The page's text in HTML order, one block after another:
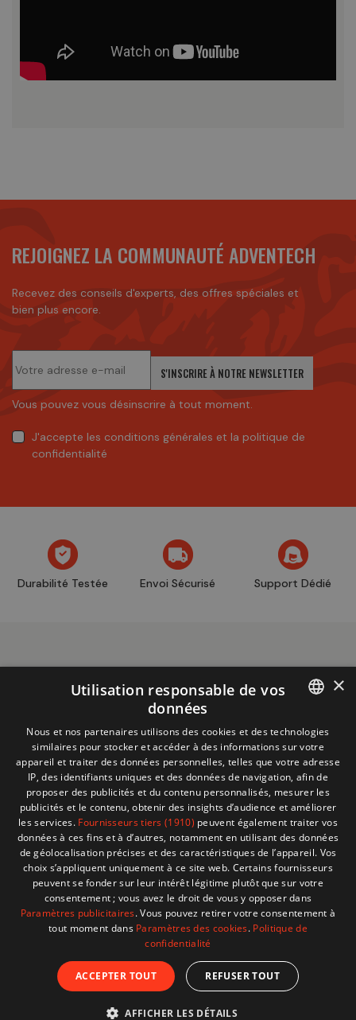
REJOIGNEZ LA COMMUNAUTÉ ADVENTECH
Recevez des conseils d'experts, des offres spéciales et
bien plus encore.
S'INSCRIRE À NOTRE NEWSLETTER
Vous pouvez vous désinscrire à tout moment.
J'accepte les conditions générales et la politique de
confidentialité
Durabilité Testée Envoi Sécurisé Support Dédié
MENU
SHOP
BESOIN D'AIDE ?
boutique
+32 (0)2 704 93 20
store@adventech.be
Mercuriusstraat 24 - 1930 Zaventem
© 2026 Adventech. Created byATdesign. Developped
by
FRENCH
×
Utilisation responsable de vos
données
Nous et nos partenaires utilisons des cookies et des technologies
similaires pour stocker et accéder à des informations sur votre
appareil et traiter des données personnelles, telles que votre adresse
IP, des identifiants uniques et des données de navigation, afin de
proposer des publicités et du contenu personnalisés, mesurer les
publicités et le contenu, obtenir des insights d’audience et améliorer
les services. Fournisseurs tiers (1910) peuvent également traiter vos
données à ces fins et à d’autres, notamment en utilisant des données
de géolocalisation précises et des caractéristiques de l’appareil. Vos
choix s’appliquent uniquement à ce site web. Certains fournisseurs
peuvent se fonder sur leur intérêt légitime plutôt que sur votre
consentement ; vous avez le droit de vous y opposer dans
Paramètres publicitaires. Vous pouvez retirer votre consentement à
tout moment dans Paramètres des cookies. Politique de
confidentialité
ACCEPTER TOUT REFUSER TOUT
AFFICHER LES DÉTAILS